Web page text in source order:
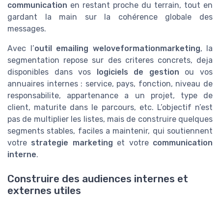
communication en restant proche du terrain, tout en
gardant la main sur la cohérence globale des
messages.
Avec l’outil emailing weloveformationmarketing, la
segmentation repose sur des criteres concrets, deja
disponibles dans vos
logiciels de gestion ou vos
annuaires internes : service, pays, fonction, niveau de
responsabilite, appartenance a un projet, type de
client, maturite dans le parcours, etc. L’objectif n’est
pas de multiplier les listes, mais de construire quelques
segments stables, faciles a maintenir, qui soutiennent
votre strategie marketing et votre communication
interne.
Construire des audiences internes et
externes utiles